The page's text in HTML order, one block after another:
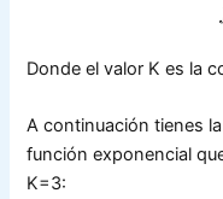
Donde el valor K es la
A continuación tienes
función exponencial
K=3: